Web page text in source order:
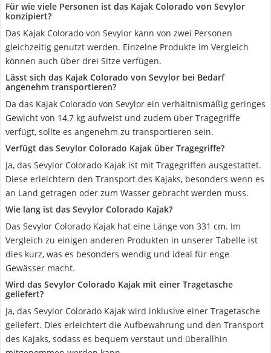
Für wie viele Personen ist das Kajak Colorado von Sevylor
konzipiert?
Das Kajak Colorado von Sevylor kann von zwei Personen
gleichzeitig genutzt werden. Einzelne Produkte im Vergleich
können auch über drei Sitze verfügen.
Lässt sich das Kajak Colorado von Sevylor bei Bedarf
angenehm transportieren?
Da das Kajak Colorado von Sevylor ein verhältnismäßig geringes
Gewicht von 14,7 kg aufweist und zudem über Tragegriffe
verfügt, sollte es angenehm zu transportieren sein.
Verfügt das Sevylor Colorado Kajak über Tragegriffe?
Ja, das Sevylor Colorado Kajak ist mit Tragegriffen ausgestattet.
Diese erleichtern den Transport des Kajaks, besonders wenn es
an Land getragen oder zum Wasser gebracht werden muss.
Wie lang ist das Sevylor Colorado Kajak?
Das Sevylor Colorado Kajak hat eine Länge von 331 cm. Im
Vergleich zu einigen anderen Produkten in unserer Tabelle ist
dies kurz, was es besonders wendig und ideal für enge
Gewässer macht.
Wird das Sevylor Colorado Kajak mit einer Tragetasche
geliefert?
Ja, das Sevylor Colorado Kajak wird inklusive einer Tragetasche
geliefert. Dies erleichtert die Aufbewahrung und den Transport
des Kajaks, sodass es bequem verstaut und überallhin